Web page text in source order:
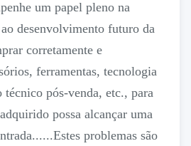
um papel pleno na
desenvolvimento futuro da
corretamente e
ferramentas, tecnologia
pós-venda, etc., para
possa alcançar uma
problemas são